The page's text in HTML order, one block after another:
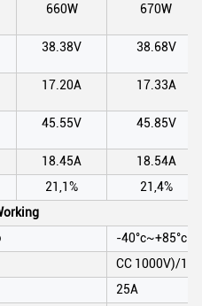
660W 670W
38.38V 38.68V
17.20A 17.33A
45.55V 45.85V
18.45A
18.54A
21,1%
21,4%
-40°c~+85°c
CC 1000V)/
25A